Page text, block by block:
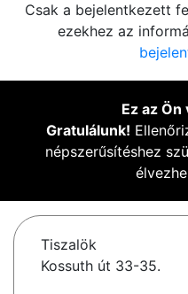
Csak a bejelentkezett
ezekhez az
Ez az Ön
Gratulálunk!
népszerűsítéshez
Tiszalök
Kossuth út 33-35.